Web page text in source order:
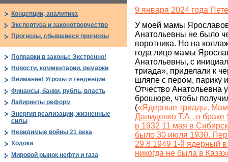
9 января 2024 года
У моей мамы
Анатольевны не было
воротника. Но на
года лицо мамы
Анатольевны, с
триада», приделали к
шляпе с пером, парику
Отчество Анатольевна
брошюре, чтобы
(«Ядерные триады.
Давиденко Т.А., в
в 1932 11 мая в
было 30 июля 1930.
29.8.1949 1-й ядерный
никогда не была в
Концепции, аналитика
Экспертиза и законотворчество
Прогнозы, сбывшиеся прогнозы
Поправки в законы: Экстренно!
Новости, комментарии, ремарки
Внимание! Угрозы и тенденции
Финансы, банки, рубль, власть
Лабиринты реформ
Энергия реализации, жизненные
силы
Невидимые войны 21 века
Ходоки
Мировой рынок нефти и газа